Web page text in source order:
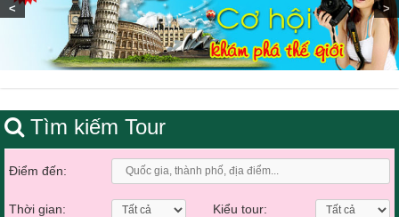
< >
Tìm kiếm Tour
Điểm đến:
Thời gian: Kiểu tour: